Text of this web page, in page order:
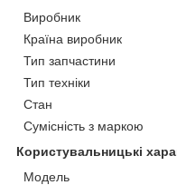
Виробник
Країна виробник
Тип запчастини
Тип техніки
Стан
Сумісність з маркою
Користувальницькі
Модель